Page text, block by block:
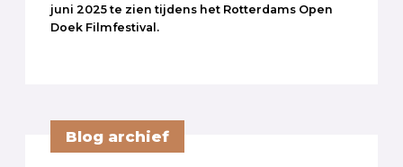
juni 2025 te zien tijdens het Rotterdams Open
Doek Filmfestival.
Blog archief